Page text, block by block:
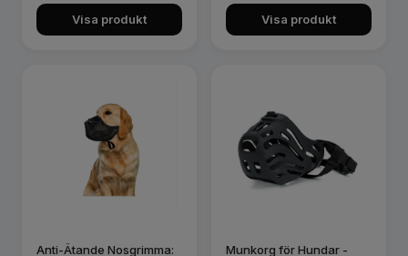
Visa produkt Visa produkt
Anti-Ätande Nosgrimma: Munkorg för Hundar -